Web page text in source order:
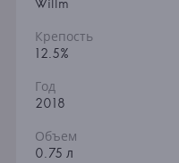
Willm
Крепость
12.5%
Год
2018
Объем
0.75 л